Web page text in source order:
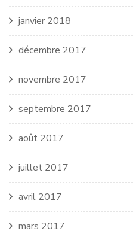
janvier 2018
décembre 2017
novembre 2017
septembre 2017
août 2017
juillet 2017
avril 2017
mars 2017